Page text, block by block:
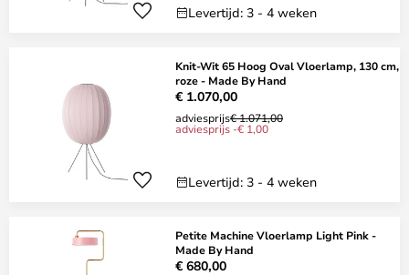
Levertijd: 3 - 4 weken
Knit-Wit 65 Hoog Oval Vloerlamp, 130 cm,
roze - Made By Hand
€ 1.070,00
adviesprijs€ 1.071,00
adviesprijs -€ 1,00
Levertijd: 3 - 4 weken
Petite Machine Vloerlamp Light Pink -
Made By Hand
€ 680,00